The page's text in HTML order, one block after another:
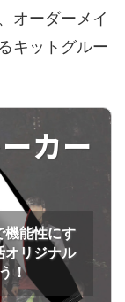
オーダーメイ
キットグルー
カー
機能性にす
オリジナル
！